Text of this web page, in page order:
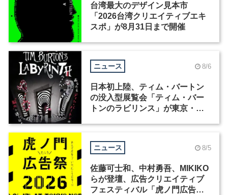
台湾最大のデザイン見本市
「2026台湾クリエイティブエキ
スポ」が8月31日まで開催
ニュース 8/6
日本初上陸、ティム・バートン
の没入型展覧会「ティム・バー
トンのラビリンス」が東京・豊
ニュース 8/5
佐藤可士和、中村勇吾、MIKIKO
らが登壇、広告クリエイティブ
フェスティバル「虎ノ門広告